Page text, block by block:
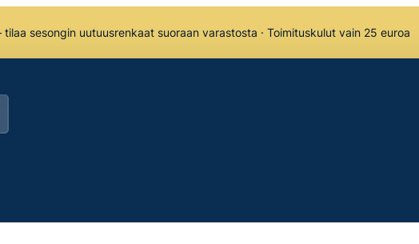
sesongin uutuusrenkaat suoraan varastosta · Toimituskulut vain 25 euroa